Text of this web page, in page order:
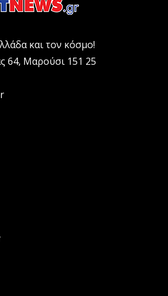
και τον κόσμο!
64, Μαρούσι 151 25